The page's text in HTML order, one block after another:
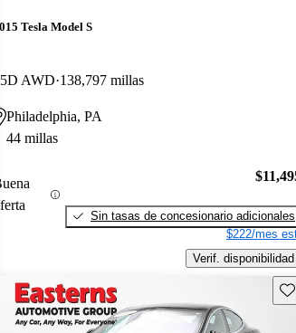
Tesla Model S
AWD 138,797 millas
Philadelphia, PA
44 millas
Sin tasas de concesionario adicionales
$222/mes
Verif. disponibilidad
este Aviso